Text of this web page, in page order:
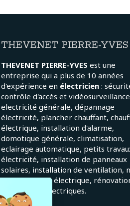
THEVENET PIERRE-YVES
THEVENET PIERRE-YVES est une
entreprise qui a plus de 10 années
d'expérience en électricien:
contrôle d'accès et
electricité générale, dépannage
électricité, plancher chauffant,
électrique, installation d'alarme,
domotique générale, climatisation,
eclairage automatique, petits
électricité, installation de panneaux
solaires, installation de ventilation,
en conformité électrique,
installations électriques.